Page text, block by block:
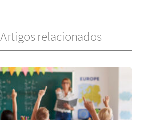
Artigos relacionados